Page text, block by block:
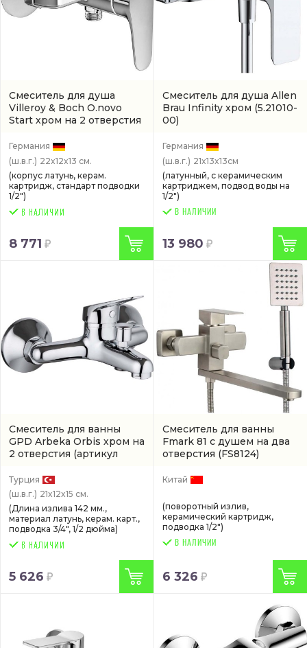
Смеситель для душа
Villeroy & Boch O.novo
Start хром на 2 отверстия
Германия
(ш.в.г.) 22x12x13 см.
(корпус латунь, керам.
картридж, стандарт подводки
1/2")
8 771
Смеситель для душа Allen
Brau Infinity хром (5.21010-
00)
Германия
(ш.в.г.) 21x13x13см
(латунный, с керамическим
картриджем, подвод воды на
1/2")
В НАЛИЧИИ
13 980
Смеситель для ванны
GPD Arbeka Orbis хром на
2 отверстия (артикул
Турция
(ш.в.г.) 21x12x15 см.
(Длина излива 142 мм.,
материал латунь, керам. карт.,
подводка 3/4", 1/2 дюйма)
5 626
Смеситель для ванны
Fmark 81 с душем на два
отверстия (FS8124)
Китай
(поворотный излив,
керамический картридж,
подводка 1/2")
В НАЛИЧИИ
6 326